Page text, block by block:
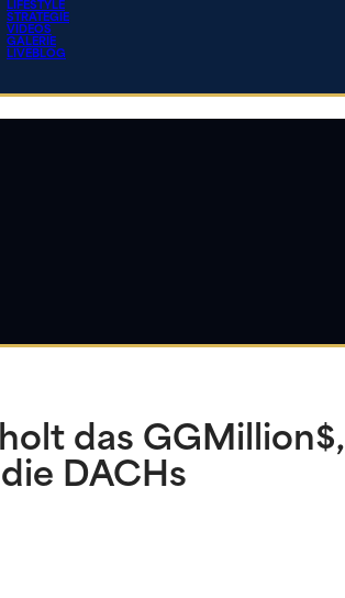
LIFESTYLE
STRATEGIE
VIDEOS
GALERIE
LIVEBLOG
das GGMillion$,
DACHs